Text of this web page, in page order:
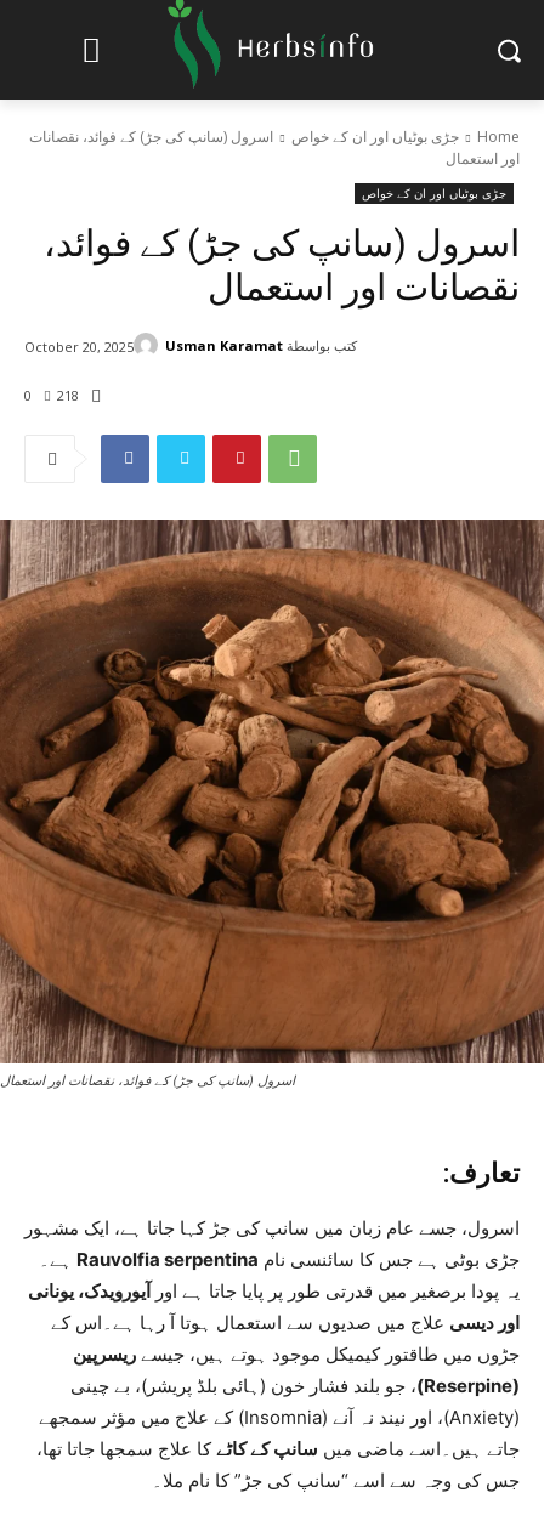
Home جڑی بوٹیاں اور ان کے خواص
اسرول (سانپ کی جڑ) کے فوائد، نقصانات
اور استعمال
جڑی بوٹیاں اور ان کے خواص
اسرول (سانپ کی جڑ) کے فوائد،
نقصانات اور استعمال
0 218
October 20, 2025 كتب بواسطة Usman Karamat
اسرول (سانپ کی جڑ) کے فوائد، نقصانات اور استعمال
تعارف:
اسرول، جسے عام زبان میں سانپ کی جڑ کہا جاتا ہے، ایک مشہور
جڑی بوٹی ہے جس کا سائنسی نام Rauvolfia serpentina ہے۔
یہ پودا برصغیر میں قدرتی طور پر پایا جاتا ہے اورآیورویدک، یونانی
اور دیسی علاج میں صدیوں سے استعمال ہوتا آ رہا ہے۔اس کے
جڑوں میں طاقتور کیمیکل موجود ہوتے ہیں، جیسے ریسرپین
(Reserpine)
، جو بلند فشار خون (ہائی بلڈ پریشر)، بے چینی
(Anxiety)، اور نیند نہ آنے (Insomnia) کے علاج میں مؤثر سمجھے
جاتے ہیں۔اسے ماضی میں سانپ کے کاٹے کا علاج سمجھا جاتا تھا،
جس کی وجہ سے اسے “سانپ کی جڑ” کا نام ملا۔